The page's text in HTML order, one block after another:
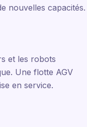
nouvelles capacités.
et les robots
Une flotte AGV
en service.